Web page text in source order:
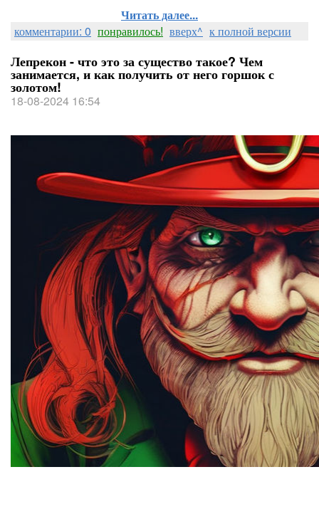
Читать далее...
комментарии: 0 понравилось! вверх^ к полной версии
Лепрекон - что это за существо такое? Чем
занимается, и как получить от него горшок с
золотом!
18-08-2024 16:54